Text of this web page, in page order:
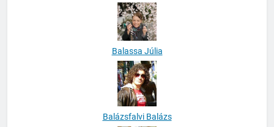
Balassa Júlia
Balázsfalvi Balázs